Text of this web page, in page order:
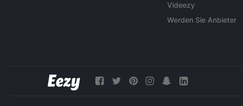
Videezy
Werden Sie Anbieter